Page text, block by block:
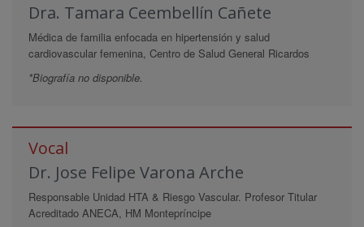
Dra. Tamara Ceembellín Cañete
Médica de familia enfocada en hipertensión y salud
cardiovascular femenina, Centro de Salud General Ricardos
*Biografía no disponible.
Vocal
Dr. Jose Felipe Varona Arche
Responsable Unidad HTA & Riesgo Vascular. Profesor Titular
Acreditado ANECA, HM Montepríncipe